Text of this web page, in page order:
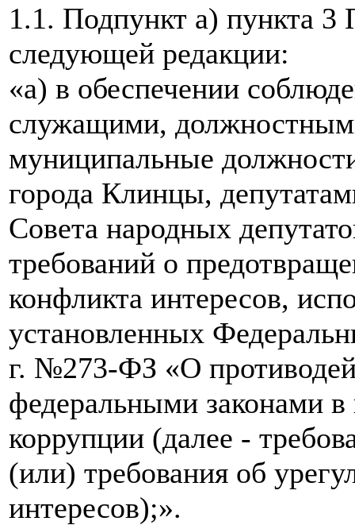
1.1. Подпункт а) пункта 3
следующей редакции:
«а) в обеспечении
служащими,
муниципальные
города Клинцы,
Совета народных
требований о
конфликта интересов,
установленных
г. №273-ФЗ «О
федеральными законами в
коррупции (далее -
(или) требования об
интересов);».